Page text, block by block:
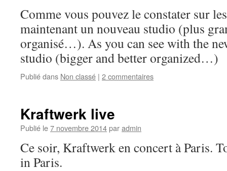
Comme vous pouvez le constater sur
maintenant un nouveau studio (plus
organisé…). As you can see with the
studio (bigger and better organized…)
Publié dans Non classé | 2 commentaires
Kraftwerk live
Publié le7 novembre 2014paradmin
Ce soir, Kraftwerk en concert à Paris.
in Paris.